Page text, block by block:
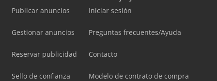
Publicar anuncios
Gestionar anuncios
Reservar publicidad
Sello de confianza
Iniciar sesión
Preguntas frecuentes/Ayuda
Contacto
Modelo de contrato de compra